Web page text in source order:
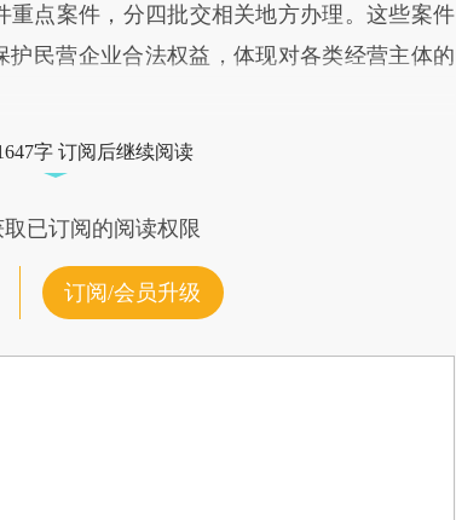
点案件，分四批交相关地方办理。这些案件
民营企业合法权益，体现对各类经营主体的
字 订阅后继续阅读
已订阅的阅读权限
订阅/会员升级